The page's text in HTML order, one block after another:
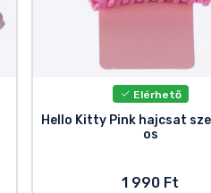
Elérhető
Hello Kitty Pink hajcsat
os
1 990 Ft